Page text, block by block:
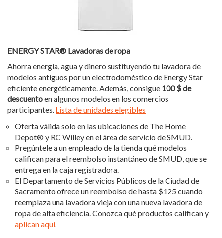
ENERGY STAR® Lavadoras de ropa
Ahorra energía, agua y dinero sustituyendo tu lavadora de
modelos antiguos por un electrodoméstico de Energy Star
eficiente energéticamente. Además, consigue 100 $ de
descuentoen algunos modelos en los comercios
participantes. Lista de unidades elegibles
Oferta válida solo en las ubicaciones de The Home
Depot® y RC Willey en el área de servicio de SMUD.
Pregúntele a un empleado de la tienda qué modelos
califican para el reembolso instantáneo de SMUD, que se
entrega en la caja registradora.
El Departamento de Servicios Públicos de la Ciudad de
Sacramento ofrece un reembolso de hasta $125 cuando
reemplaza una lavadora vieja con una nueva lavadora de
ropa de alta eficiencia. Conozca qué productos califican y
aplican aquí.